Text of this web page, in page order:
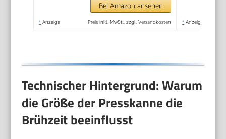
Bei Amazon ansehen
* Anzeige Preis inkl. MwSt., zzgl. Versandkosten * Anzeige
Technischer Hintergrund: Warum
die Größe der Presskanne die
Brühzeit beeinflusst